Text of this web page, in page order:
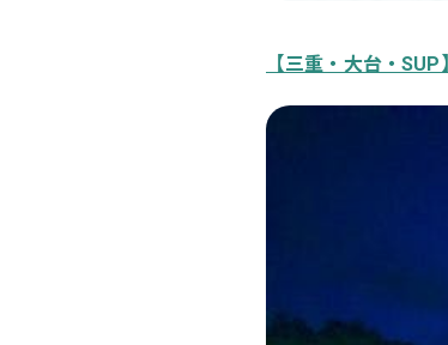
【三重・大台・